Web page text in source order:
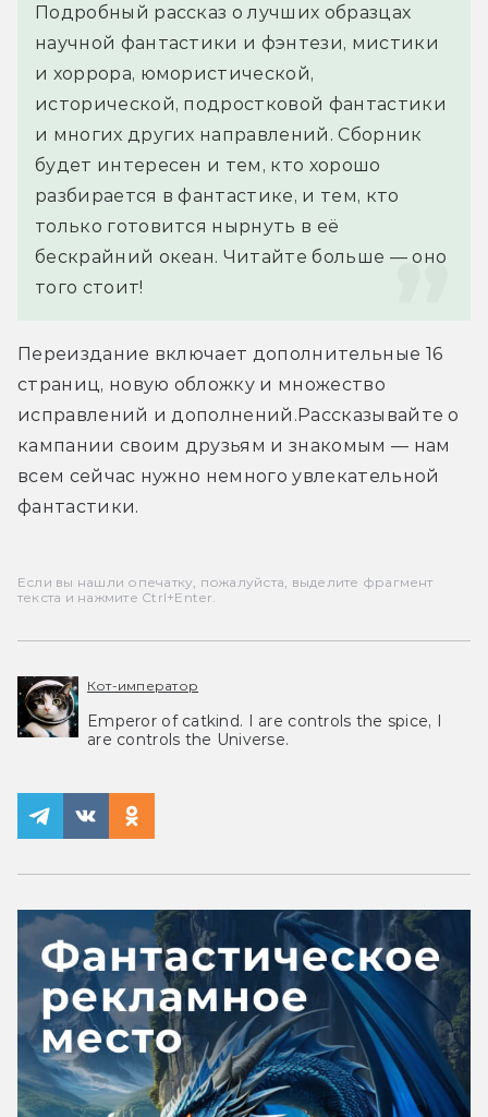
Подробный рассказ о лучших образцах
научной фантастики и фэнтези, мистики
и хоррора, юмористической,
исторической, подростковой фантастики
и многих других направлений. Сборник
будет интересен и тем, кто хорошо
разбирается в фантастике, и тем, кто
только готовится нырнуть в её
бескрайний океан. Читайте больше — оно
того стоит!
Переиздание включает дополнительные 16
страниц, новую обложку и множество
исправлений и дополнений.Рассказывайте о
кампании своим друзьям и знакомым — нам
всем сейчас нужно немного увлекательной
фантастики.
Если вы нашли опечатку, пожалуйста, выделите фрагмент
текста и нажмите Ctrl+Enter.
Кот-император
Emperor of catkind. I are controls the spice, I
are controls the Universe.